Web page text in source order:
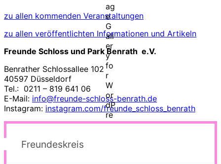
zu allen kommenden Veranstaltungen
zu allen veröffentlichten Informationen und Artikeln
Freunde Schloss und Park Benrath e.V.
Benrather Schlossallee 102
40597 Düsseldorf
Tel.: 0211 – 819 641 06
E-Mail: info@freunde-schloss-benrath.de
Instagram: instagram.com/freunde_schloss_benrath
Freundeskreis